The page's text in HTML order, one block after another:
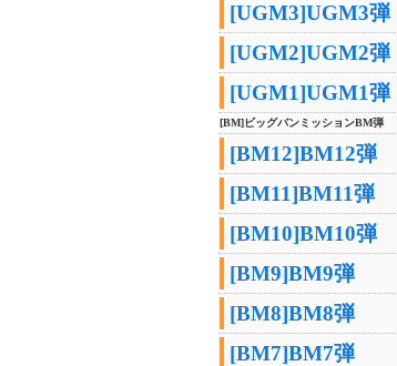
[UGM3]UGM3弾
[UGM2]UGM2弾
[UGM1]UGM1弾
[BM]ビッグバンミッションBM弾
[BM12]BM12弾
[BM11]BM11弾
[BM10]BM10弾
[BM9]BM9弾
[BM8]BM8弾
[BM7]BM7弾